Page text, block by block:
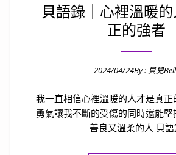
貝語錄｜心裡溫暖
正的強者
2024/04/24By : 貝兒
我一直相信心裡溫暖的人才是真
勇氣讓我不斷的受傷的同時還能
善良又溫柔的人 貝